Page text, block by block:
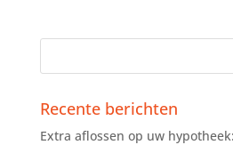
Recente berichten
Extra aflossen op uw